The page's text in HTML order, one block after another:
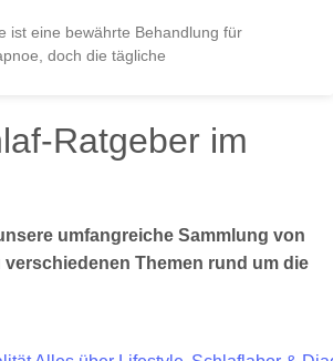
ist eine bewährte Behandlung für
doch die tägliche
Ratgeber im
umfangreiche Sammlung von
verschiedenen Themen rund um die